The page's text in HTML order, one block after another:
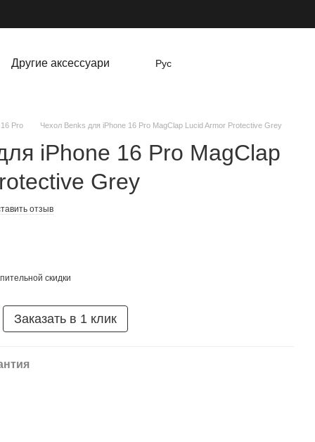
Другие аксессуари Рус
Pro Чехол Benks для iPhone 16 Pro MagClap Lucid Armor Protective Grey
iPhone 16 Pro MagClap
Grey
отзыв
скидки
Заказать в 1 клик